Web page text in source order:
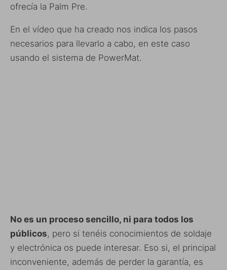
ofrecía la Palm Pre.
En el vídeo que ha creado nos indica los pasos
necesarios para llevarlo a cabo, en este caso
usando el sistema de PowerMat.
No es un proceso sencillo, ni para todos los
públicos, pero si tenéis conocimientos de soldaje
y electrónica os puede interesar. Eso si, el principal
inconveniente, además de perder la garantía, es